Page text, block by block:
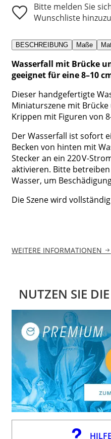
Bitte melden Sie
Wunschliste
BESCHREIBUNG Maße
Wasserfall mit Brücke
geeignet für eine 8–10
Dieser handgefertigte
Miniaturszene mit
Krippen mit Figuren von
Der Wasserfall ist sofort
Becken von hinten mit
Stecker an ein 220 V-
aktivieren. Bitte
Wasser, um
Die Szene wird
WEITERE INFORMATIONEN
NUTZEN SIE